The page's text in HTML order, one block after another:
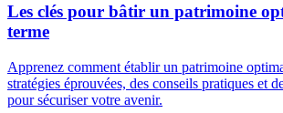
Les clés pour bâtir un patrimoine
terme
Apprenez comment établir un patrimoine
stratégies éprouvées, des conseils pratiques et
pour sécuriser votre avenir.